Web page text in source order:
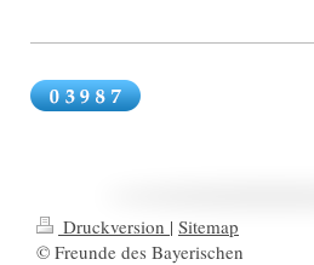
Druckversion | Sitemap
© Freunde des Bayerischen